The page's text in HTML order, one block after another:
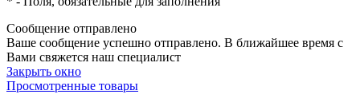
Сообщение отправлено
Ваше сообщение успешно отправлено. В ближайшее время с
Вами свяжется наш специалист
Закрыть окно
Просмотренные товары